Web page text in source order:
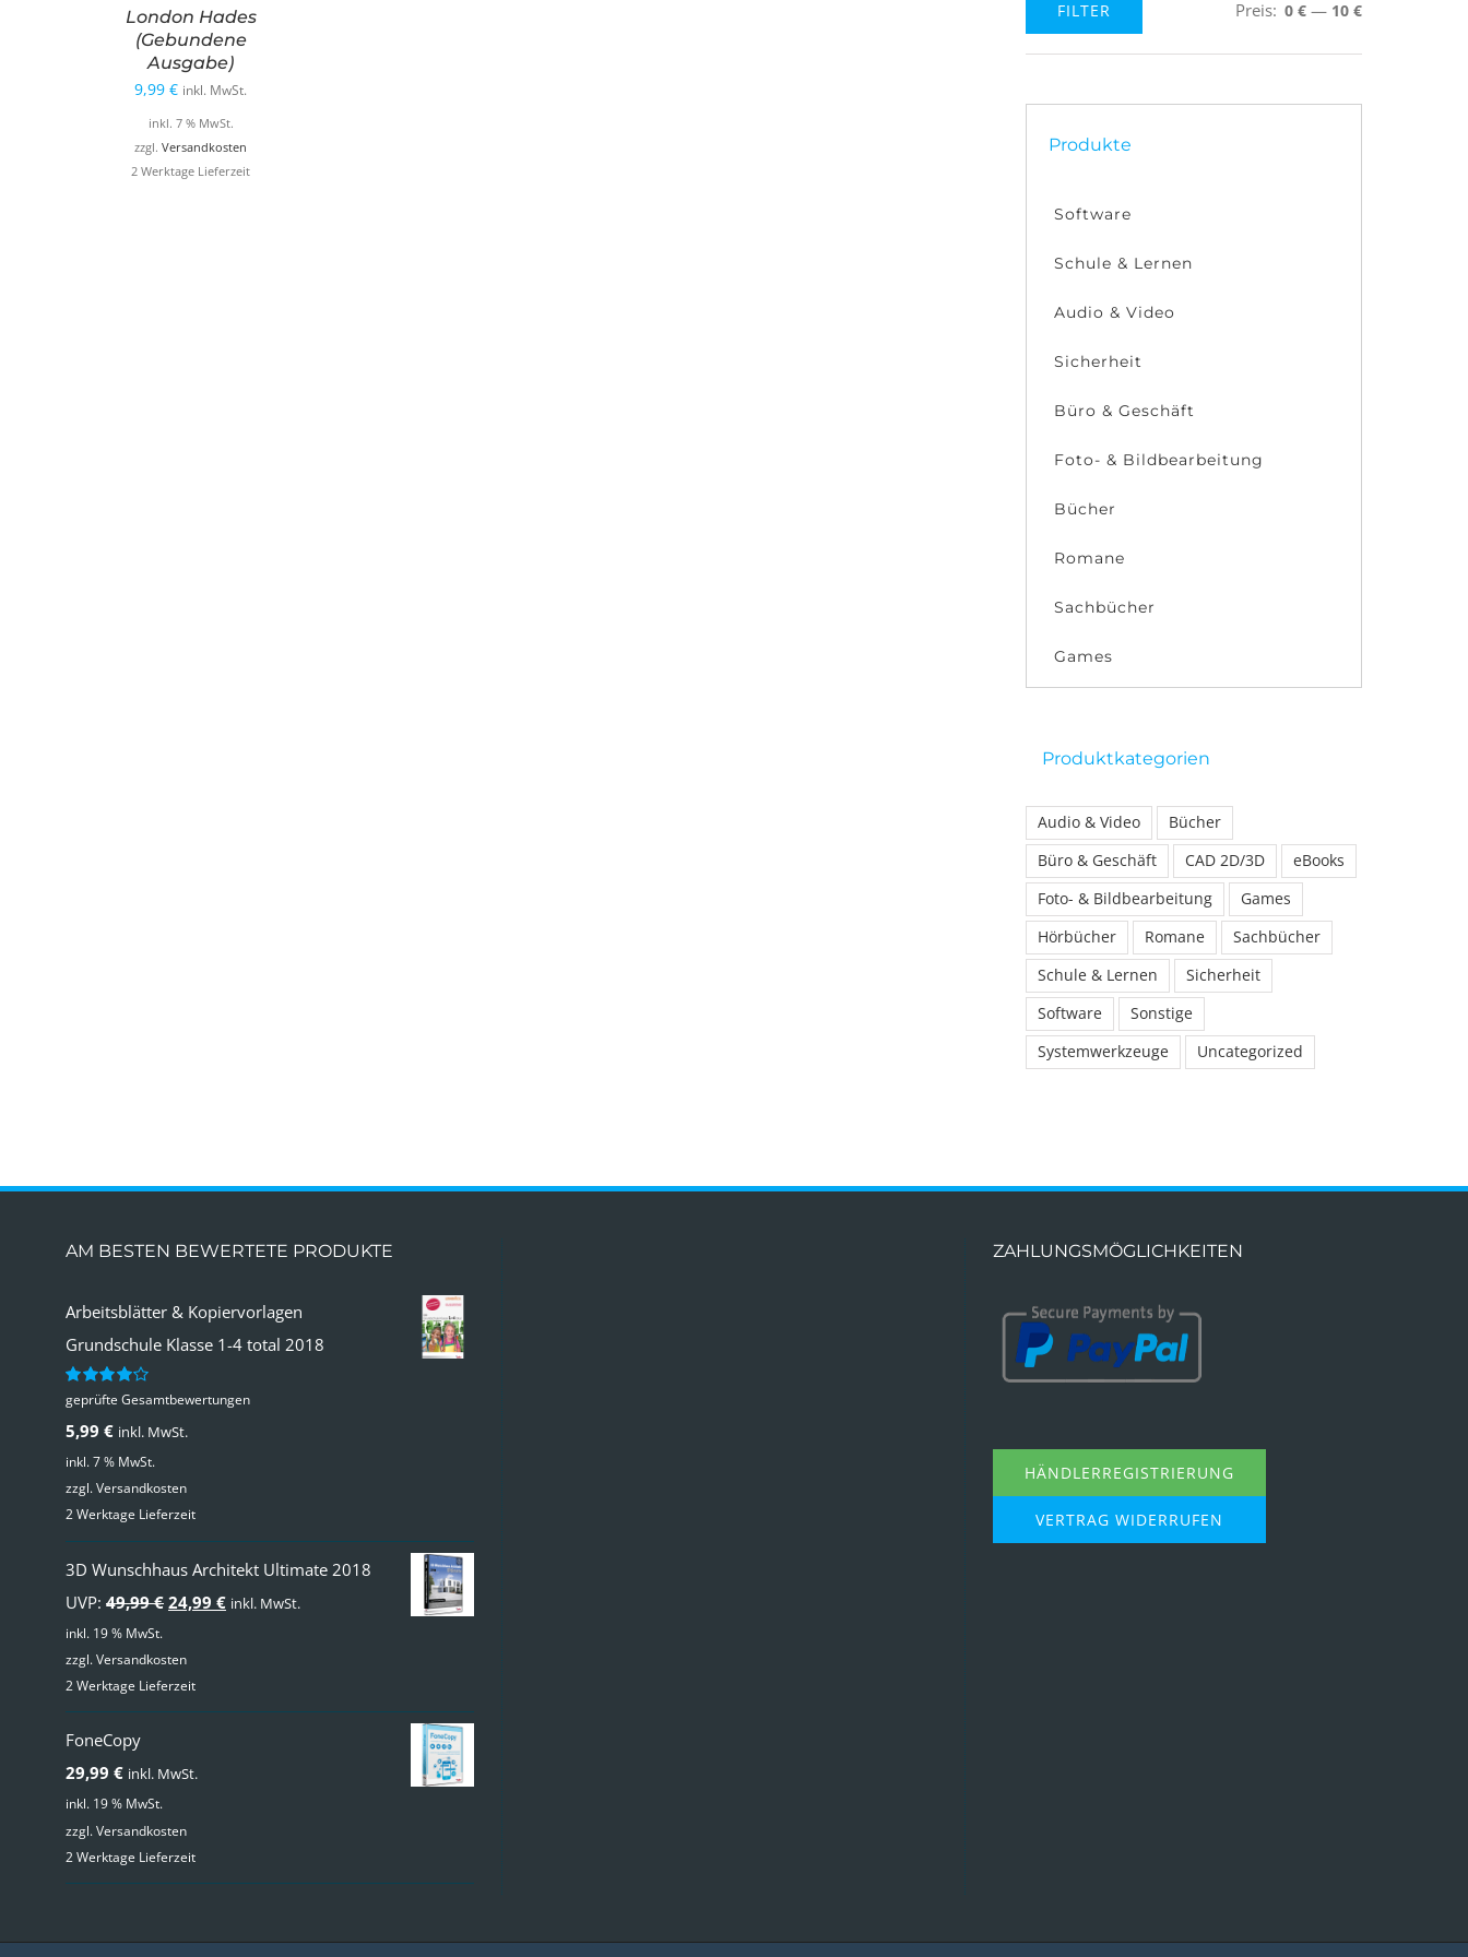
London Hades
(Gebundene
Ausgabe)
9,99€ inkl. MwSt.
inkl. 7 % MwSt.
zzgl.Versandkosten
2 Werktage Lieferzeit
Preis
Preis
FILTER Preis: 0 € — 10 €
Produkte
Software
Schule & Lernen
Audio & Video
Sicherheit
Büro & Geschäft
Foto- & Bildbearbeitung
Bücher
Romane
Sachbücher
Games
Produktkategorien
Audio & Video
Bücher
Büro & Geschäft
CAD 2D/3D
eBooks
Foto- & Bildbearbeitung
Games
Hörbücher
Romane
Sachbücher
Schule & Lernen
Sicherheit
Software
Sonstige
Systemwerkzeuge
Uncategorized
AM BESTEN BEWERTETE PRODUKTE
Arbeitsblätter & Kopiervorlagen
Grundschule Klasse 1-4 total 2018
Bewertet
von 5
geprüfte Gesamtbewertungen
5,99 € inkl. MwSt.
inkl. 7 % MwSt.
zzgl.Versandkosten
2 Werktage Lieferzeit
3D Wunschhaus Architekt Ultimate 2018
UVP: 49,99€ Ursprünglicher
war:
24,99 €Aktueller
inkl. MwSt.
inkl. 19 % MwSt.
zzgl.Versandkosten
2 Werktage Lieferzeit
FoneCopy
29,99 € inkl. MwSt.
inkl. 19 % MwSt.
zzgl.Versandkosten
2 Werktage Lieferzeit
ZAHLUNGSMÖGLICHKEITEN
HÄNDLERREGISTRIERUNG
VERTRAG WIDERRUFEN